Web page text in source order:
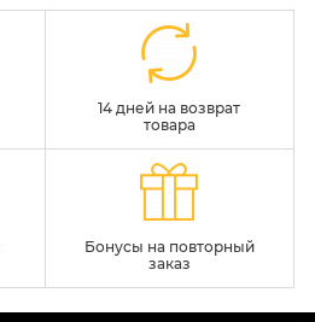
14 дней на возврат
товара
Бонусы на повторный
заказ